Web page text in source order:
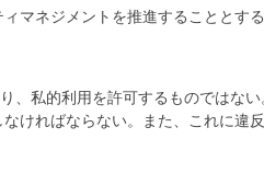
マネジメントを推進することとする
、私的利用を許可するものではな
ければならない。また、これに違